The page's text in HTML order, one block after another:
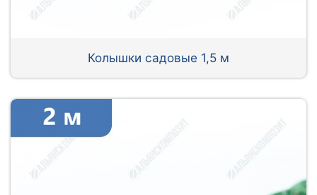
Колышки садовые 1,5 м